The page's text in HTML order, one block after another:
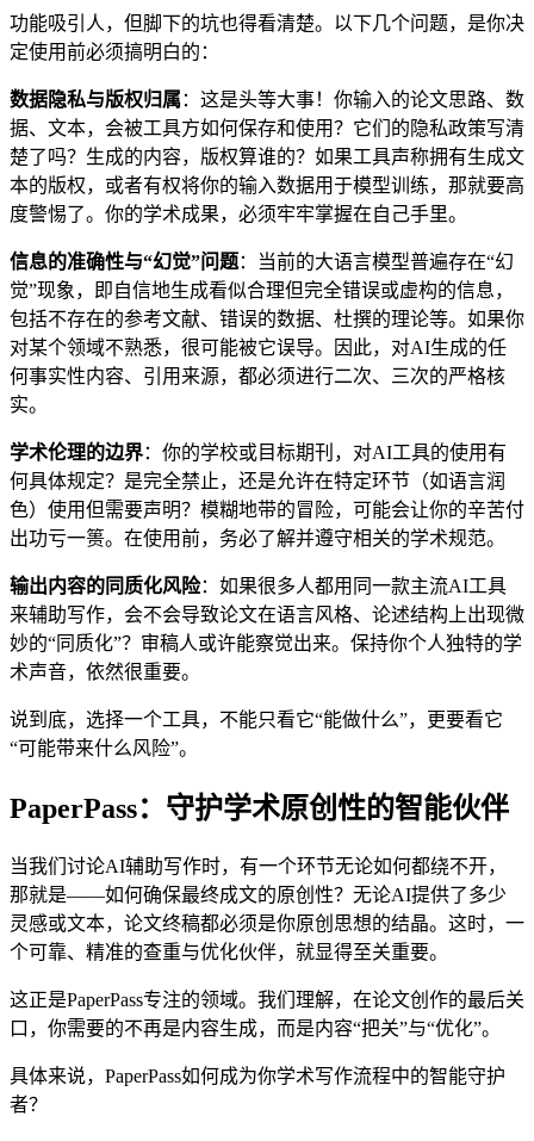
功能吸引人，但脚下的坑也得看清楚。以下几个问题，是你决
定使用前必须搞明白的：
数据隐私与版权归属 ：这是头等大事！你输入的论文思路、数
据、文本，会被工具方如何保存和使用？它们的隐私政策写清
楚了吗？生成的内容，版权算谁的？如果工具声称拥有生成文
本的版权，或者有权将你的输入数据用于模型训练，那就要高
度警惕了。你的学术成果，必须牢牢掌握在自己手里。
信息的准确性与“幻觉”问题：当前的大语言模型普遍存在“幻
觉”现象，即自信地生成看似合理但完全错误或虚构的信息，
包括不存在的参考文献、错误的数据、杜撰的理论等。如果你
对某个领域不熟悉，很可能被它误导。因此，对AI生成的任
何事实性内容、引用来源，都必须进行二次、三次的严格核
实。
学术伦理的边界：你的学校或目标期刊，对AI工具的使用有
何具体规定？是完全禁止，还是允许在特定环节（如语言润
色）使用但需要声明？模糊地带的冒险，可能会让你的辛苦付
出功亏一篑。在使用前，务必了解并遵守相关的学术规范。
输出内容的同质化风险：如果很多人都用同一款主流AI工具
来辅助写作，会不会导致论文在语言风格、论述结构上出现微
妙的“同质化”？审稿人或许能察觉出来。保持你个人独特的学
术声音，依然很重要。
说到底，选择一个工具，不能只看它“能做什么”，更要看它
“可能带来什么风险”。
PaperPass：守护学术原创性的智能伙伴
当我们讨论AI辅助写作时，有一个环节无论如何都绕不开，
那就是——如何确保最终成文的原创性？无论AI提供了多少
灵感或文本，论文终稿都必须是你原创思想的结晶。这时，一
个可靠、精准的查重与优化伙伴，就显得至关重要。
这正是PaperPass专注的领域。我们理解，在论文创作的最后关
口，你需要的不再是内容生成，而是内容“把关”与“优化”。
具体来说，PaperPass如何成为你学术写作流程中的智能守护
者？